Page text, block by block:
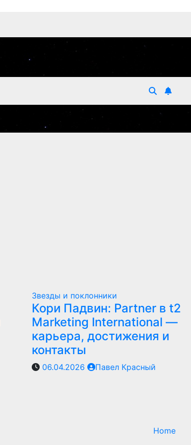
Звезды и поклонники
Кори Падвин: Partner в t2
Marketing International —
карьера, достижения и
контакты
06.04.2026 Павел Красный
Home